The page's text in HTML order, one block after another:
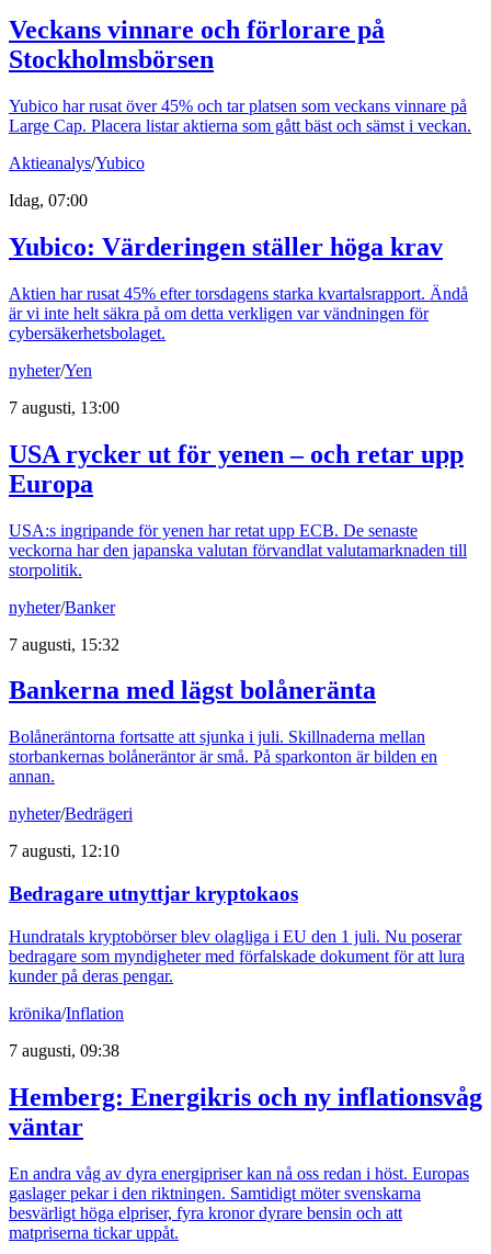
Veckans vinnare och förlorare på
Stockholmsbörsen
Yubico har rusat över 45% och tar platsen som veckans vinnare på
Large Cap. Placera listar aktierna som gått bäst och sämst i veckan.
Aktieanalys/Yubico
Idag, 07:00
Yubico: Värderingen ställer höga krav
Aktien har rusat 45% efter torsdagens starka kvartalsrapport. Ändå
är vi inte helt säkra på om detta verkligen var vändningen för
cybersäkerhetsbolaget.
nyheter/Yen
7 augusti, 13:00
USA rycker ut för yenen – och retar upp
Europa
USA:s ingripande för yenen har retat upp ECB. De senaste
veckorna har den japanska valutan förvandlat valutamarknaden till
storpolitik.
nyheter/Banker
7 augusti, 15:32
Bankerna med lägst bolåneränta
Bolåneräntorna fortsatte att sjunka i juli. Skillnaderna mellan
storbankernas bolåneräntor är små. På sparkonton är bilden en
annan.
nyheter/Bedrägeri
7 augusti, 12:10
Bedragare utnyttjar kryptokaos
Hundratals kryptobörser blev olagliga i EU den 1 juli. Nu poserar
bedragare som myndigheter med förfalskade dokument för att lura
kunder på deras pengar.
krönika/Inflation
7 augusti, 09:38
Hemberg: Energikris och ny inflationsvåg
väntar
En andra våg av dyra energipriser kan nå oss redan i höst. Europas
gaslager pekar i den riktningen. Samtidigt möter svenskarna
besvärligt höga elpriser, fyra kronor dyrare bensin och att
matpriserna tickar uppåt.